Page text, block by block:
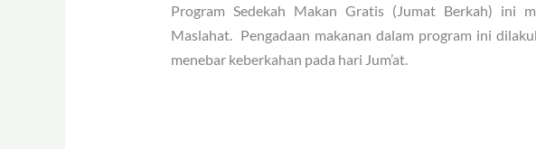
Program Sedekah Makan Gratis (Jumat Berkah) ini
Maslahat.
Pengadaan makanan dalam program ini
menebar keberkahan pada hari Jum’at.